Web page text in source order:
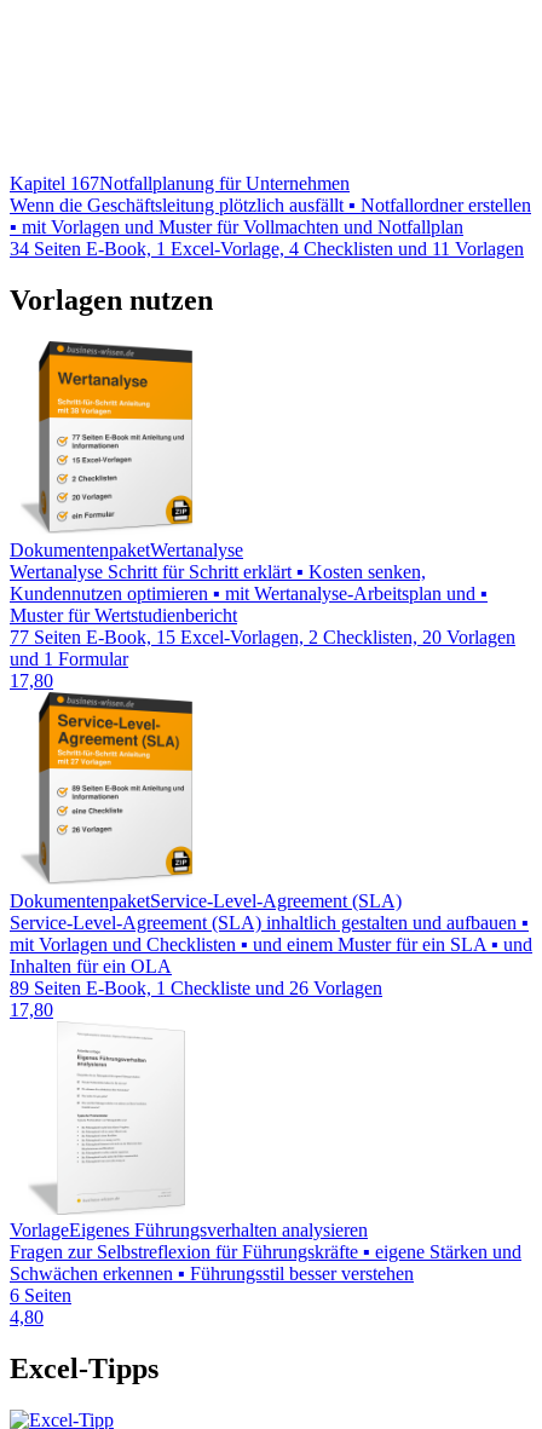
Kapitel 167Notfallplanung für Unternehmen
Wenn die Geschäftsleitung plötzlich ausfällt ▪ Notfallordner erstellen
▪ mit Vorlagen und Muster für Vollmachten und Notfallplan
34 Seiten E-Book, 1 Excel-Vorlage, 4 Checklisten und 11 Vorlagen
Vorlagen nutzen
DokumentenpaketWertanalyse
Wertanalyse Schritt für Schritt erklärt ▪ Kosten senken,
Kundennutzen optimieren ▪ mit Wertanalyse-Arbeitsplan und ▪
Muster für Wertstudienbericht
77 Seiten E-Book, 15 Excel-Vorlagen, 2 Checklisten, 20 Vorlagen
und 1 Formular
17,80
DokumentenpaketService-Level-Agreement (SLA)
Service-Level-Agreement (SLA) inhaltlich gestalten und aufbauen ▪
mit Vorlagen und Checklisten ▪ und einem Muster für ein SLA ▪ und
Inhalten für ein OLA
89 Seiten E-Book, 1 Checkliste und 26 Vorlagen
17,80
VorlageEigenes Führungsverhalten analysieren
Fragen zur Selbstreflexion für Führungskräfte ▪ eigene Stärken und
Schwächen erkennen ▪ Führungsstil besser verstehen
6 Seiten
4,80
Excel-Tipps